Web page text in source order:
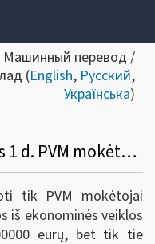
Машинный перевод /
(English, Русский,
Українська)
6. Ar nuo 2019 metų liepos 1 d. PVM mokėtojai fiziniai asmenys turės teisę mokestiniu laikotarpiu laikyti kalendorinį ketvirtį?
tik PVM mokėtojai
iš ekonominės veiklos
eurų, bet tik tie